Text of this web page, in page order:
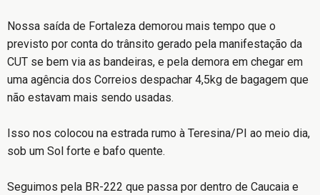
Nossa saída de Fortaleza demorou mais tempo que o
previsto por conta do trânsito gerado pela manifestação da
CUT se bem via as bandeiras, e pela demora em chegar em
uma agência dos Correios despachar 4,5kg de bagagem que
não estavam mais sendo usadas.
Isso nos colocou na estrada rumo à Teresina/PI ao meio dia,
sob um Sol forte e bafo quente.
Seguimos pela BR-222 que passa por dentro de Caucaia e